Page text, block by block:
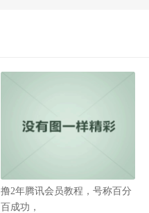
撸2年腾讯会员教程，号称百分
百成功，